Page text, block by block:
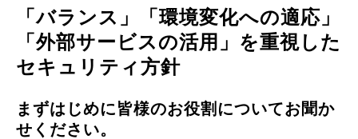
「バランス」「環境変化への適応」
「外部サービスの活用」を重視した
セキュリティ方針
まずはじめに皆様のお役割についてお聞か
せください。